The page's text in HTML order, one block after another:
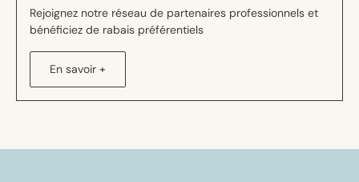
Rejoignez notre réseau de partenaires professionnels et
bénéficiez de rabais préférentiels
En savoir +